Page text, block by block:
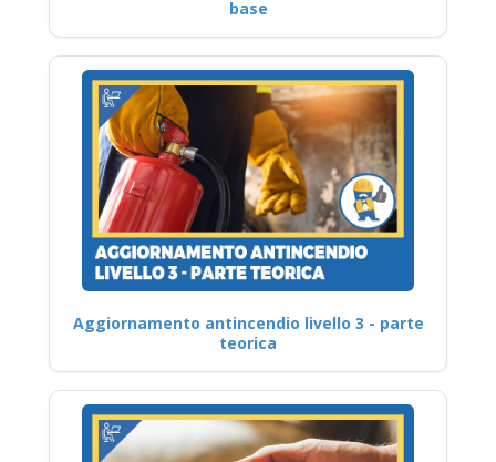
base
Aggiornamento antincendio livello 3 - parte
teorica